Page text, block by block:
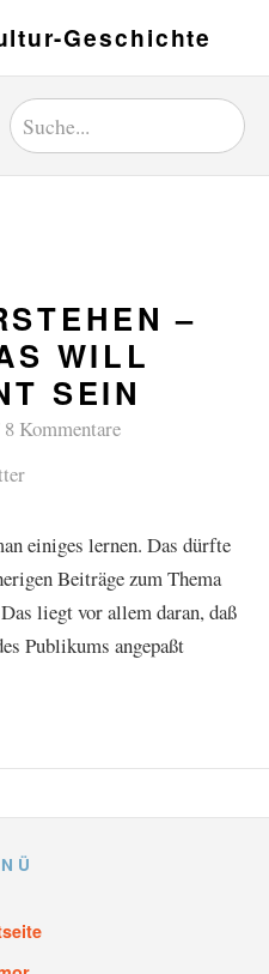
Geschichte
–
WILL
SEIN
8 Kommentare
einiges lernen. Das dürfte
Beiträge zum Thema
liegt vor allem daran, daß
Publikums angepaßt